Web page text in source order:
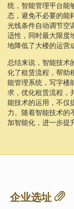
统，智能管理平台能
态，避免不必要的能
光线条件自动调节空
适性，同时最大限度
地降低了大楼的运营
总结来说，智能技术
化了租赁流程，帮助
能管理系统，写字楼
求，优化租赁流程，
能技术的运用，不仅
力。随着智能技术的
加智能化，进一步提
企业选址